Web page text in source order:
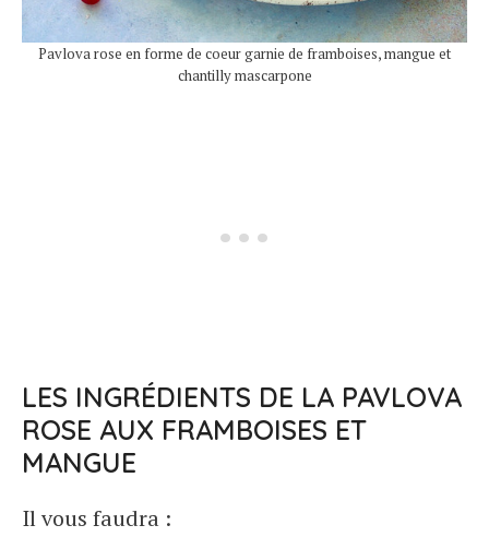
Pavlova rose en forme de coeur garnie de framboises, mangue et
chantilly mascarpone
LES INGRÉDIENTS DE LA PAVLOVA
ROSE AUX FRAMBOISES ET
MANGUE
Il vous faudra :